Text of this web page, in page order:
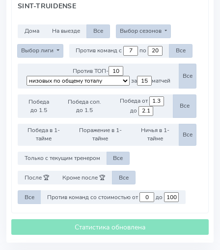
SINT-TRUIDENSE
Дома На выезде Все Выбор сезонов
Выбор лиги Против команд с по Все
Против ТОП-
за
матчей
Все
Победа
до 1.5
Победа соп.
до 1.5
Победа от
до
Все
Победа в 1-
тайме
Поражение в 1-
тайме
Ничья в 1-
тайме
Все
Только с текущим тренером Все
После 🏆 Кроме после 🏆 Все
Все Против команд со стоимостью от до
Статистика обновлена